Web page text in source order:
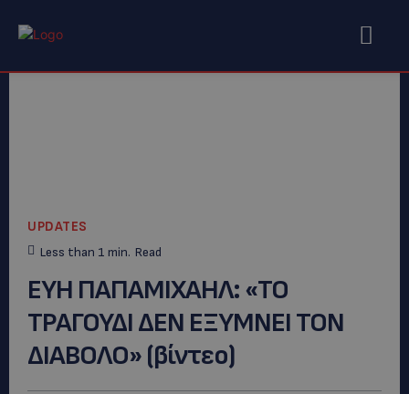
UPDATES
Less than 1 min. Read
ΕΥΗ ΠΑΠΑΜΙΧΑΗΛ: «ΤΟ
ΤΡΑΓΟΥΔΙ ΔΕΝ ΕΞΥΜΝΕΙ ΤΟΝ
ΔΙΑΒΟΛΟ» (βίντεο)